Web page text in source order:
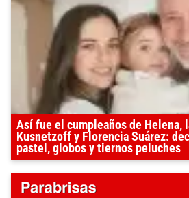
Así fue el cumpleaños de Helena,
Kusnetzoff y Florencia Suárez:
pastel, globos y tiernos peluches